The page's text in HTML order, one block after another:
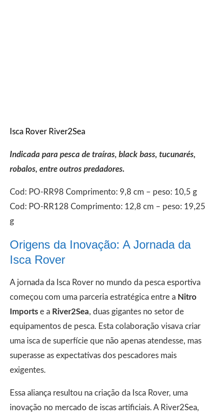
Isca Rover River2Sea
Indicada para pesca de traíras, black bass, tucunarés,
robalos, entre outros predadores.
Cod: PO-RR98 Comprimento: 9,8 cm – peso: 10,5 g
Cod: PO-RR128 Comprimento: 12,8 cm – peso: 19,25
g
Origens da Inovação: A Jornada da
Isca Rover
A jornada da Isca Rover no mundo da pesca esportiva
começou com uma parceria estratégica entre a Nitro
Imports e a River2Sea, duas gigantes no setor de
equipamentos de pesca. Esta colaboração visava criar
uma isca de superfície que não apenas atendesse, mas
superasse as expectativas dos pescadores mais
exigentes.
Essa aliança resultou na criação da Isca Rover, uma
inovação no mercado de iscas artificiais. A River2Sea,